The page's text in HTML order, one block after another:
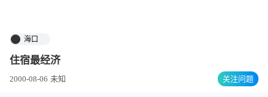
海口
住宿最经济
2000-08-06 未知 关注问题